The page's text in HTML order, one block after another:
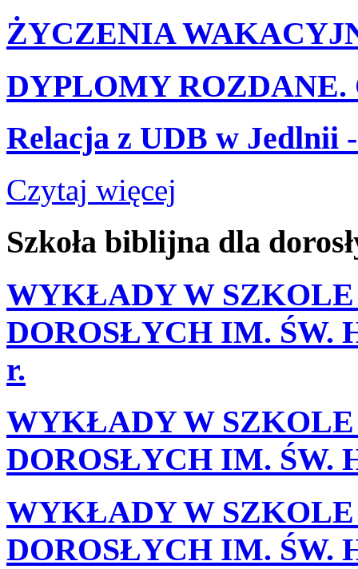
ŻYCZENIA
DYPLOMY ROZDANE.
Relacja z UDB w Jedlnii
Czytaj więcej
Szkoła biblijna dla
WYKŁADY W
DOROSŁYCH IM. ŚW.
r.
WYKŁADY W
DOROSŁYCH IM. ŚW.
WYKŁADY W
DOROSŁYCH IM. ŚW.